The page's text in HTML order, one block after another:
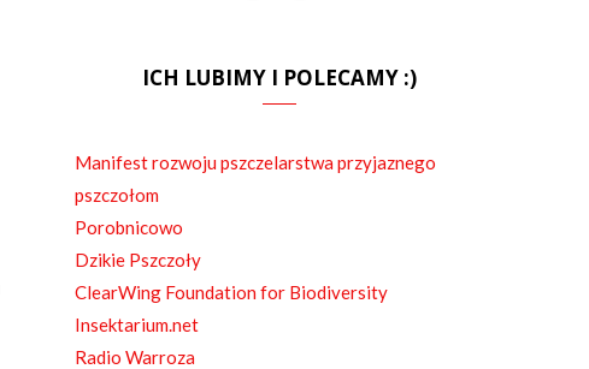
e
ICH LUBIMY I POLECAMY :)
Manifest rozwoju pszczelarstwa przyjaznego
pszczołom
Porobnicowo
Dzikie Pszczoły
ClearWing Foundation for Biodiversity
Insektarium.net
Radio Warroza